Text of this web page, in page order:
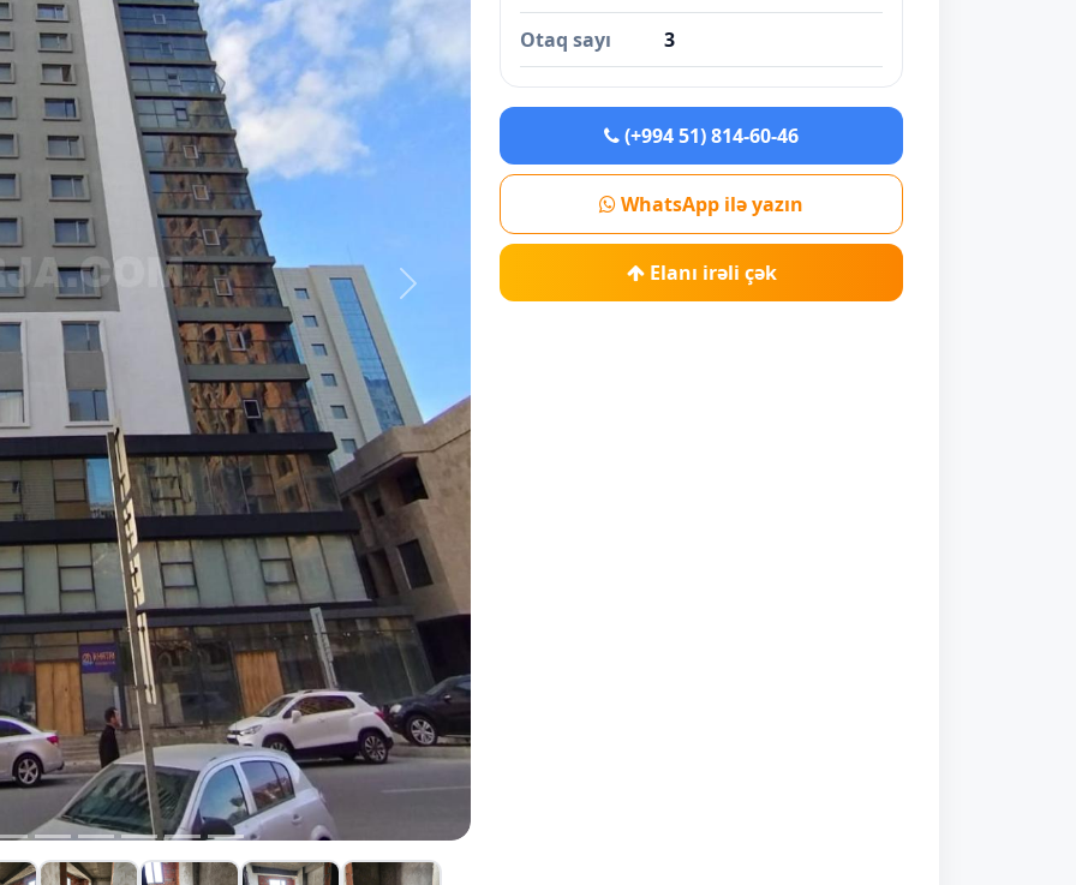
Next
Otaq sayı 3
(+994 51) 814-60-46
WhatsApp ilə yazın
Elanı irəli çək